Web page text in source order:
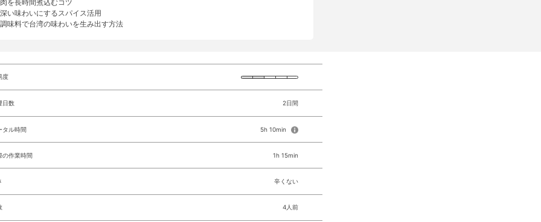
を長時間煮込むコツ
い味わいにするスパイス活用
味料で台湾の味わいを生み出す方法
度
日数 2日間
タル時間 5h 10min
の作業時間 1h 15min
辛くない
4人前